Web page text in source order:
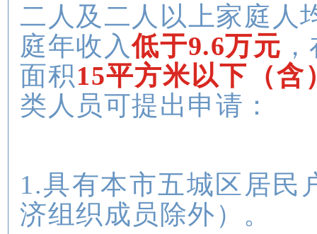
二人及二人以上家庭人
庭年收入低于9.6万元
面积15平方米以下（含
类人员可提出申请：
1.具有本市五城区居民
济组织成员除外）。